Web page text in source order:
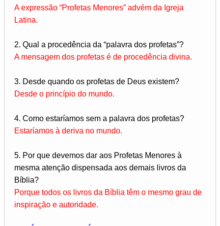
A expressão “Profetas Menores” advém da Igreja
Latina.
2. Qual a procedência da “palavra dos profetas”?
A mensagem dos profetas é de procedência divina.
3. Desde quando os profetas de Deus existem?
Desde o princípio do mundo.
4. Como estaríamos sem a palavra dos profetas?
Estaríamos à deriva no mundo.
5. Por que devemos dar aos Profetas Menores à
mesma atenção dispensada aos demais livros da
Bíblia?
Porque todos os livros da Bíblia têm o mesmo grau de
inspiração e autoridade.